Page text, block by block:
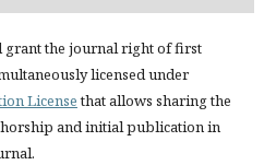
grant the journal right of first
licensed under
Licensethat allows sharing the
and initial publication in